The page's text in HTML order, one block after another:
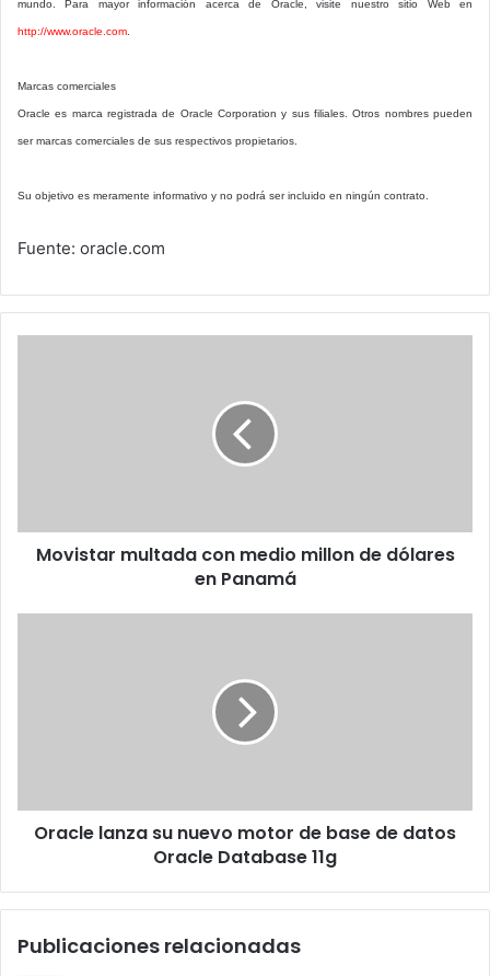
mundo. Para mayor información acerca de Oracle, visite nuestro sitio Web en
http://www.oracle.com
Marcas comerciales
Oracle es marca registrada de Oracle Corporation y sus filiales. Otros nombres pueden
ser marcas comerciales de sus respectivos propietarios.
Su objetivo es meramente informativo y no podrá ser incluido en ningún contrato.
Fuente: oracle.com
Panamá
Movistar multada con medio millon de dólares
en Panamá
datos
Oracle
Oracle lanza su nuevo motor de base de datos
Oracle Database 11g
Publicaciones relacionadas